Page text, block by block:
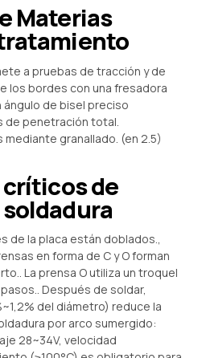
Materias
a pruebas de tracción y de
los bordes con una fresadora
de bisel preciso
de penetración total.
granallado. (en 2.5)
críticos de
de la placa están doblados.,
en forma de C y O forman
La prensa O utiliza un troquel
Después de soldar,
del diámetro) reduce la
por arco sumergido:
28~34V, velocidad